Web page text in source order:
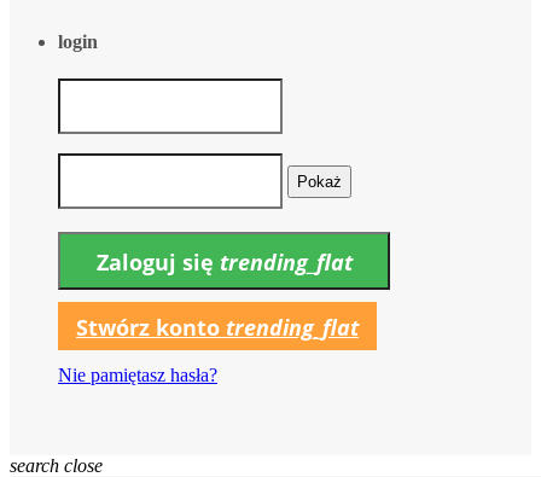
login
Pokaż
Zaloguj się trending_flat
Stwórz konto trending_flat
Nie pamiętasz hasła?
search close